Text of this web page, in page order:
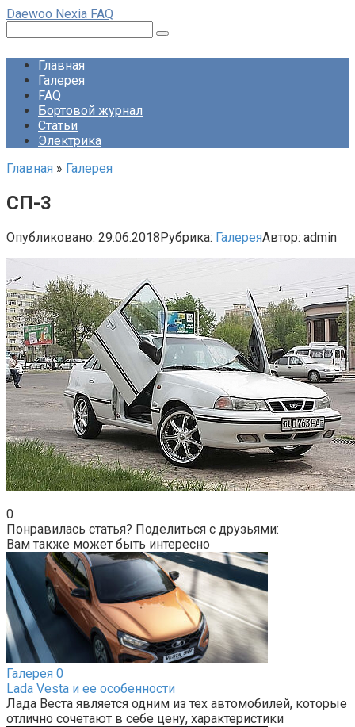
Перейти
контенту
Daewoo Nexia FAQ
Главная
Галерея
FAQ
Бортовой журнал
Статьи
Электрика
Главная » Галерея
СП-3
Опубликовано: 29.06.2018Рубрика: ГалереяАвтор: admin
0
Понравилась статья? Поделиться с друзьями:
Вам также может быть интересно
Галерея 0
Lada Vesta и ее особенности
Лада Веста является одним из тех автомобилей, которые
отлично сочетают в себе цену, характеристики